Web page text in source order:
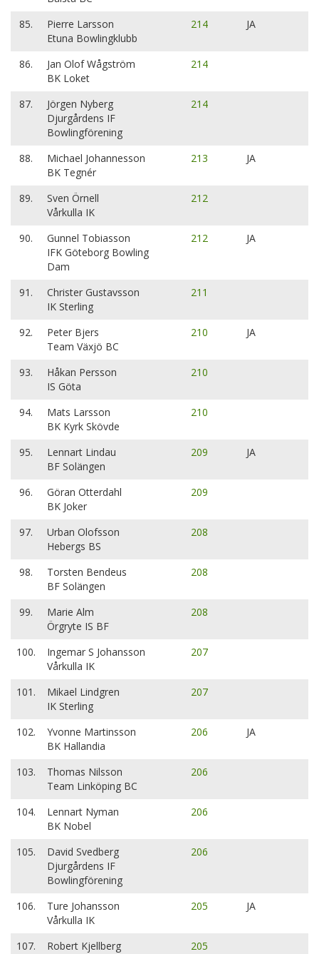
85.
Pierre Larsson
Etuna Bowlingklubb
214 JA
86.
Jan Olof Wågström
BK Loket
214
87.
Jörgen Nyberg
Djurgårdens IF
Bowlingförening
214
88.
Michael Johannesson
BK Tegnér
213 JA
89.
Sven Örnell
Vårkulla IK
212
90.
Gunnel Tobiasson
IFK Göteborg Bowling
Dam
212 JA
91.
Christer Gustavsson
IK Sterling
211
92.
Peter Bjers
Team Växjö BC
210 JA
93.
Håkan Persson
IS Göta
210
94.
Mats Larsson
BK Kyrk Skövde
210
95.
Lennart Lindau
BF Solängen
209 JA
96.
Göran Otterdahl
BK Joker
209
97.
Urban Olofsson
Hebergs BS
208
98.
Torsten Bendeus
BF Solängen
208
99.
Marie Alm
Örgryte IS BF
208
100.
Ingemar S Johansson
Vårkulla IK
207
101.
Mikael Lindgren
IK Sterling
207
102.
Yvonne Martinsson
BK Hallandia
206 JA
103.
Thomas Nilsson
Team Linköping BC
206
104.
Lennart Nyman
BK Nobel
206
105.
David Svedberg
Djurgårdens IF
Bowlingförening
206
106.
Ture Johansson
Vårkulla IK
205 JA
107.
Robert Kjellberg
205